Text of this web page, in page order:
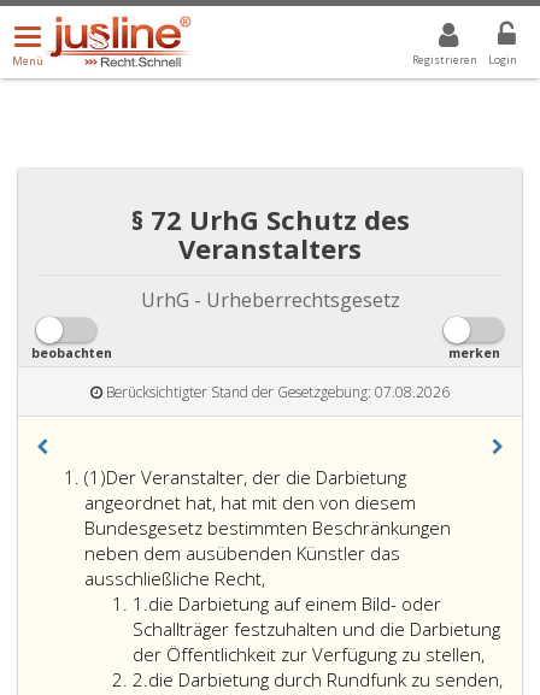
Registrieren Login
Menü
öffnen/schließen
Menü
ALLE DROPDOWN: GEWÄHLTER WERT IST ALLE
§ 72 UrhG Schutz des
Veranstalters
UrhG - Urheberrechtsgesetz
beobachten merken
Berücksichtigter Stand der Gesetzgebung: 07.08.2026
(1)Absatz
eins
Der Veranstalter, der die Darbietung
angeordnet hat, hat mit den von diesem
Bundesgesetz bestimmten Beschränkungen
neben dem ausübenden Künstler das
ausschließliche Recht,
1.Ziffer
eins
die Darbietung auf einem Bild- oder
Schallträger festzuhalten und die Darbietung
der Öffentlichkeit zur Verfügung zu stellen,
2.Ziffer
die Darbietung durch Rundfunk zu senden,